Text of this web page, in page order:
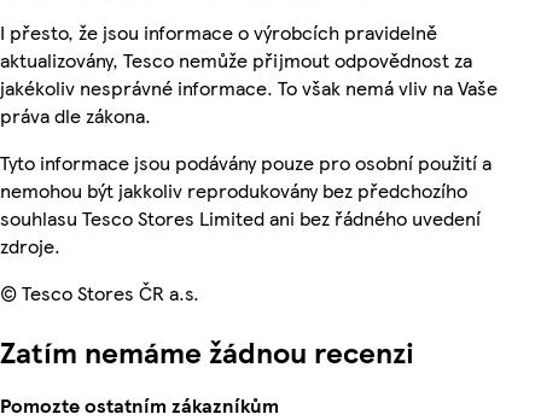
I přesto, že jsou informace o výrobcích pravidelně
aktualizovány, Tesco nemůže přijmout odpovědnost za
jakékoliv nesprávné informace. To však nemá vliv na Vaše
práva dle zákona.
Tyto informace jsou podávány pouze pro osobní použití a
nemohou být jakkoliv reprodukovány bez předchozího
souhlasu Tesco Stores Limited ani bez řádného uvedení
zdroje.
© Tesco Stores ČR a.s.
Zatím nemáme žádnou recenzi
Pomozte ostatním zákazníkům